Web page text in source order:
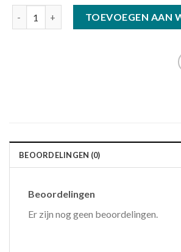
TOEVOEGEN AAN
BEOORDELINGEN (0)
Beoordelingen
Er zijn nog geen beoordelingen.